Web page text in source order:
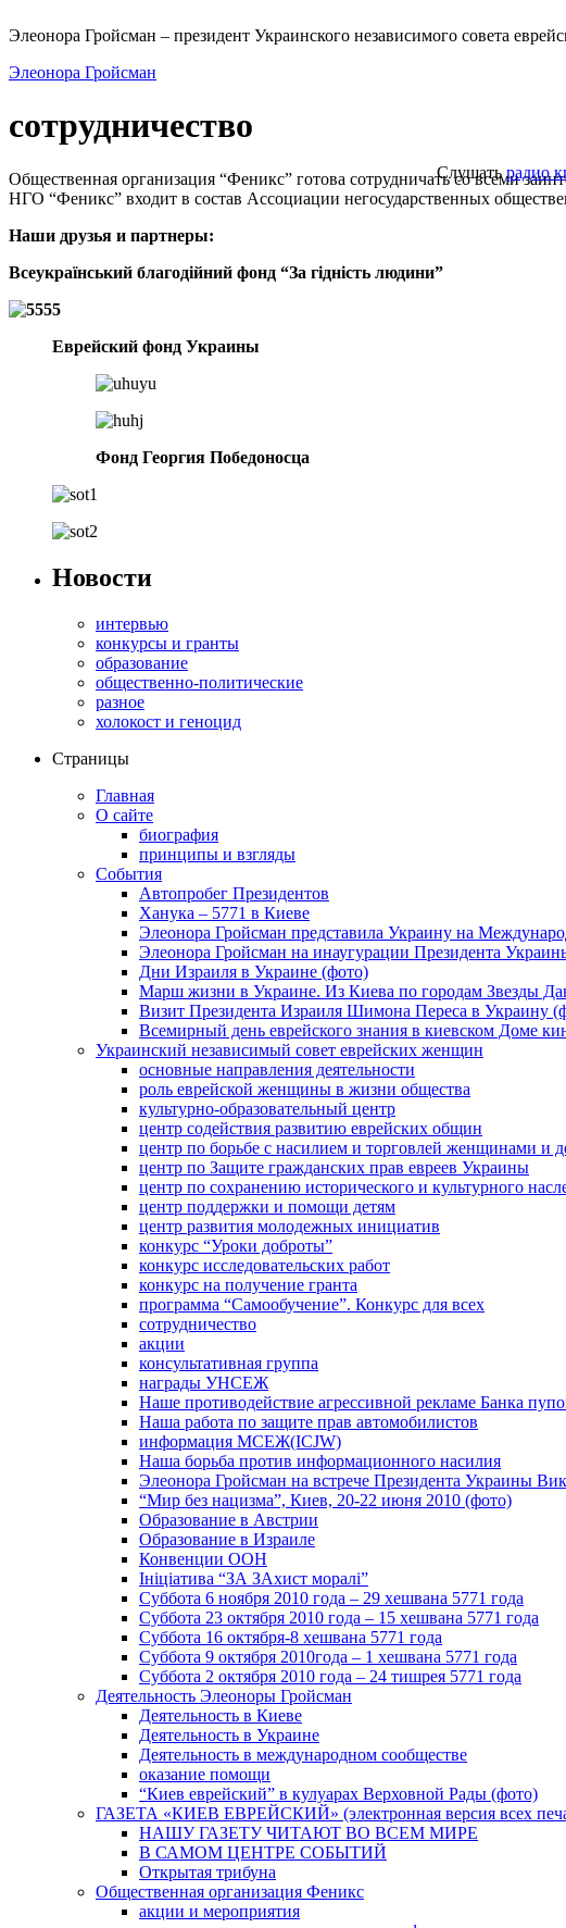
Элеонора Гройсман – президент Украинского независимого совета
Элеонора Гройсман
Слушатьрадио
сотрудничество
Общественная организация “Феникс” готова сотрудничать со всеми
НГО “Феникс” входит в состав Ассоциации негосударственных
Наши друзья и партнеры:
Всеукраїнський благодійний фонд “За гідність людини”
Еврейский фонд Украины
Фонд Георгия Победоносца
Новости
интервью
конкурсы и гранты
образование
общественно-политические
разное
холокост и геноцид
Страницы
Главная
О сайте
биография
принципы и взгляды
События
Автопробег Президентов
Ханука – 5771 в Киеве
Элеонора Гройсман представила Украину на
Элеонора Гройсман на инаугурации Президента
Дни Израиля в Украине (фото)
Марш жизни в Украине. Из Киева по городам Звезды
Визит Президента Израиля Шимона Переса в Украину
Всемирный день еврейского знания в киевском Доме
Украинский независимый совет еврейских женщин
основные направления деятельности
роль еврейской женщины в жизни общества
культурно-образовательный центр
центр содействия развитию еврейских общин
центр по борьбе с насилием и торговлей женщинами и
центр по Защите гражданских прав евреев Украины
центр по сохранению исторического и культурного
центр поддержки и помощи детям
центр развития молодежных инициатив
конкурс “Уроки доброты”
конкурс исследовательских работ
конкурс на получение гранта
программа “Самообучение”. Конкурс для всех
сотрудничество
акции
консультативная группа
награды УНСЕЖ
Наше противодействие агрессивной рекламе Банка
Наша работа по защите прав автомобилистов
информация МСЕЖ(ICJW)
Наша борьба против информационного насилия
Элеонора Гройсман на встрече Президента Украины
“Мир без нацизма”, Киев, 20-22 июня 2010 (фото)
Образование в Австрии
Образование в Израиле
Конвенции ООН
Ініціатива “ЗА ЗАхист моралі”
Суббота 6 ноября 2010 года – 29 хешвана 5771 года
Суббота 23 октября 2010 года – 15 хешвана 5771 года
Суббота 16 октября-8 хешвана 5771 года
Суббота 9 октября 2010года – 1 хешвана 5771 года
Суббота 2 октября 2010 года – 24 тишрея 5771 года
Деятельность Элеоноры Гройсман
Деятельность в Киеве
Деятельность в Украине
Деятельность в международном сообществе
оказание помощи
“Киев еврейский” в кулуарах Верховной Рады (фото)
ГАЗЕТА «КИЕВ ЕВРЕЙСКИЙ» (электронная версия всех
НАШУ ГАЗЕТУ ЧИТАЮТ ВО ВСЕМ МИРЕ
В САМОМ ЦЕНТРЕ СОБЫТИЙ
Открытая трибуна
Общественная организация Феникс
акции и мероприятия